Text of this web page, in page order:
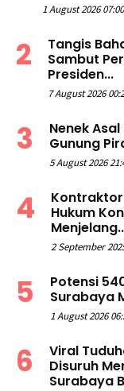
1 August 2026
Tangis
Sambut
Presiden...
7 August 2026
Nenek
Gunung
5 August 2026
Kontraktor
Hukum
2 September
Potensi
Surabaya
1 August 2026
Viral
Disuruh
Surabaya